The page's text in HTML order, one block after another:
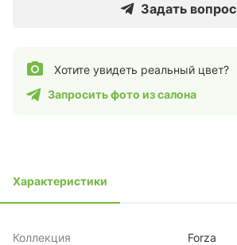
Задать вопрос
Хотите увидеть реальный цвет?
Запросить фото из салона
Характеристики
Коллекция Forza